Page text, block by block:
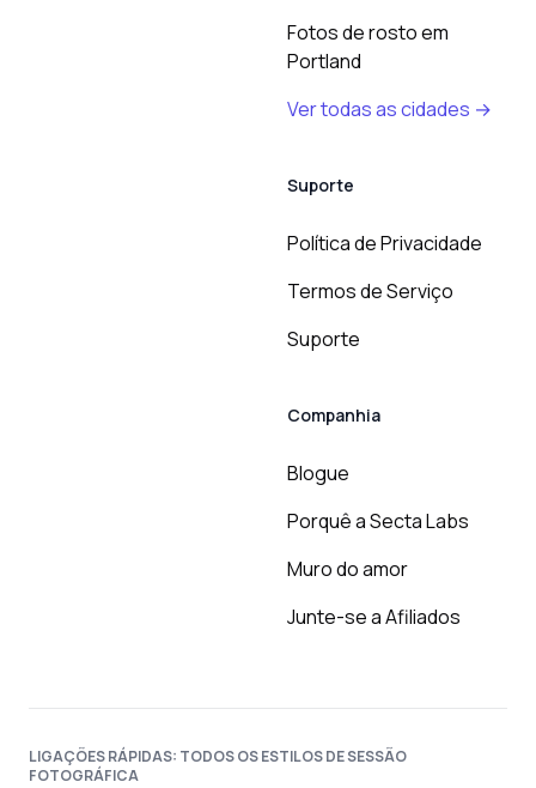
Fotos de rosto em
Portland
Ver todas as cidades →
Suporte
Política de Privacidade
Termos de Serviço
Suporte
Companhia
Blogue
Porquê a Secta Labs
Muro do amor
Junte-se a Afiliados
LIGAÇÕES RÁPIDAS: TODOS OS ESTILOS DE SESSÃO
FOTOGRÁFICA